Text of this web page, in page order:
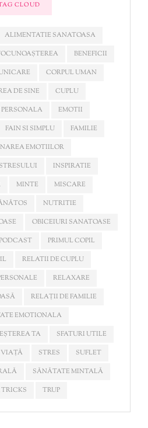
CLOUD
ALIMENTATIE SANATOASA
BENEFICII
CORPUL UMAN
DE SINE
CUPLU
EMOTII
FAIN SI SIMPLU
FAMILIE
EMOTIILOR
INSPIRATIE
MINTE
MISCARE
NUTRITIE
OBICEIURI SANATOASE
PRIMUL COPIL
RELATII DE CUPLU
RELAXARE
RELAȚII DE FAMILIE
EMOTIONALA
TA
SFATURI UTILE
VIAȚĂ STRES
SUFLET
SĂNĂTATE MINTALĂ
TRUP